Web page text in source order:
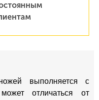
выполняется с
отличаться от